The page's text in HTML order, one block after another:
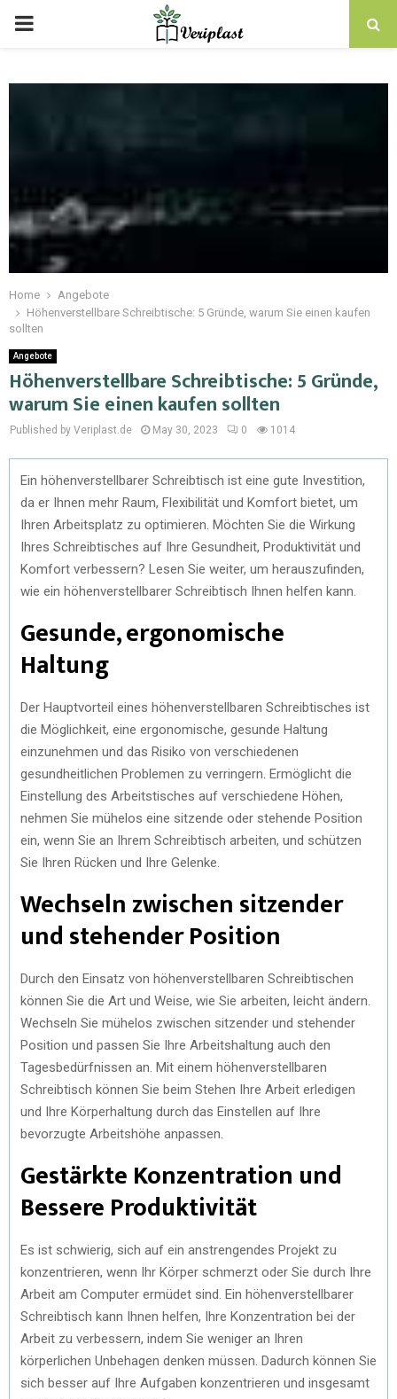
Home
Angebote
Höhenverstellbare Schreibtische: 5 Gründe, warum Sie einen kaufen
sollten
Angebote
Höhenverstellbare Schreibtische: 5 Gründe,
warum Sie einen kaufen sollten
Published by Veriplast.de May 30, 2023 0 1014
Ein höhenverstellbarer Schreibtisch ist eine gute Investition,
da er Ihnen mehr Raum, Flexibilität und Komfort bietet, um
Ihren Arbeitsplatz zu optimieren. Möchten Sie die Wirkung
Ihres Schreibtisches auf Ihre Gesundheit, Produktivität und
Komfort verbessern? Lesen Sie weiter, um herauszufinden,
wie ein höhenverstellbarer Schreibtisch Ihnen helfen kann.
Gesunde, ergonomische
Haltung
Der Hauptvorteil eines höhenverstellbaren Schreibtisches ist
die Möglichkeit, eine ergonomische, gesunde Haltung
einzunehmen und das Risiko von verschiedenen
gesundheitlichen Problemen zu verringern. Ermöglicht die
Einstellung des Arbeitstisches auf verschiedene Höhen,
nehmen Sie mühelos eine sitzende oder stehende Position
ein, wenn Sie an Ihrem Schreibtisch arbeiten, und schützen
Sie Ihren Rücken und Ihre Gelenke.
Wechseln zwischen sitzender
und stehender Position
Durch den Einsatz von höhenverstellbaren Schreibtischen
können Sie die Art und Weise, wie Sie arbeiten, leicht ändern.
Wechseln Sie mühelos zwischen sitzender und stehender
Position und passen Sie Ihre Arbeitshaltung auch den
Tagesbedürfnissen an. Mit einem höhenverstellbaren
Schreibtisch können Sie beim Stehen Ihre Arbeit erledigen
und Ihre Körperhaltung durch das Einstellen auf Ihre
bevorzugte Arbeitshöhe anpassen.
Gestärkte Konzentration und
Bessere Produktivität
Es ist schwierig, sich auf ein anstrengendes Projekt zu
konzentrieren, wenn Ihr Körper schmerzt oder Sie durch Ihre
Arbeit am Computer ermüdet sind. Ein höhenverstellbarer
Schreibtisch kann Ihnen helfen, Ihre Konzentration bei der
Arbeit zu verbessern, indem Sie weniger an Ihren
körperlichen Unbehagen denken müssen. Dadurch können Sie
sich besser auf Ihre Aufgaben konzentrieren und insgesamt